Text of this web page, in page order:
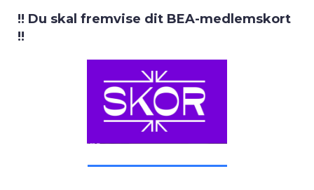
!! Du skal fremvise dit BEA-medlemskort
!!